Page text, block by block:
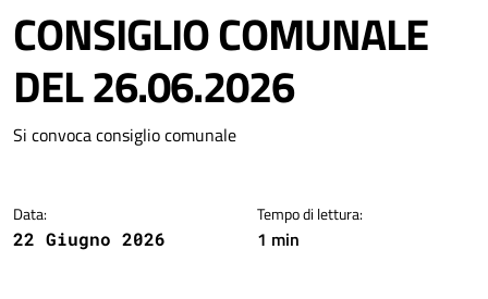
CONSIGLIO COMUNALE
DEL 26.06.2026
Dettagli della notizia
Si convoca consiglio comunale
Data:
22 Giugno 2026
Tempo di lettura:
1 min